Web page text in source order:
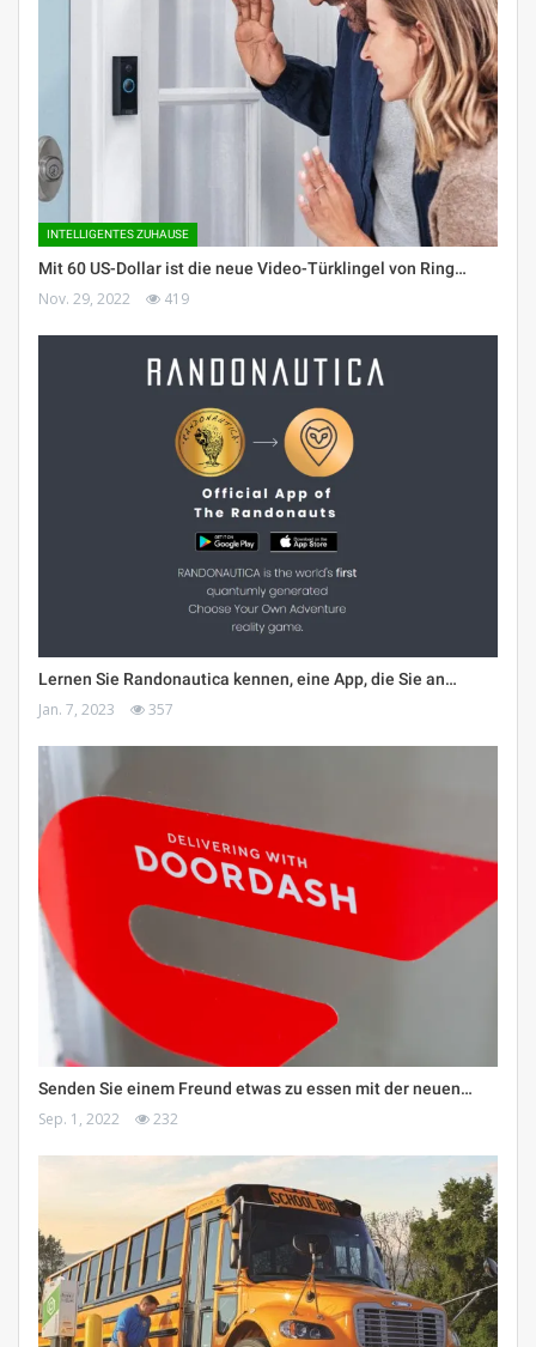
INTELLIGENTES ZUHAUSE
Mit 60 US-Dollar ist die neue Video-Türklingel von Ring…
Nov. 29, 2022 419
Lernen Sie Randonautica kennen, eine App, die Sie an…
Jan. 7, 2023 357
Senden Sie einem Freund etwas zu essen mit der neuen…
Sep. 1, 2022 232